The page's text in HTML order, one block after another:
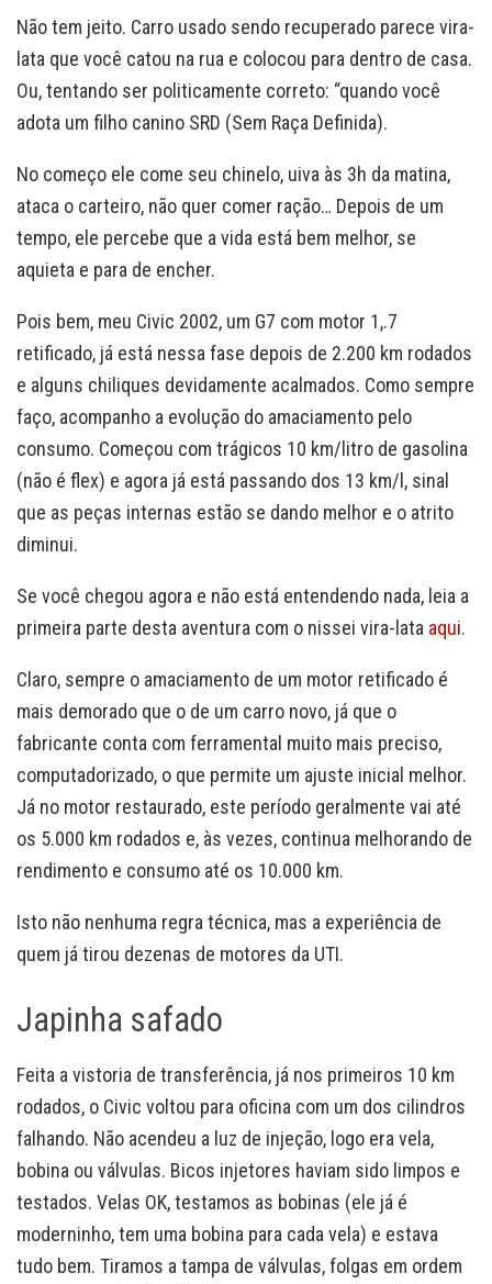
Não tem jeito. Carro usado sendo recuperado parece vira-
lata que você catou na rua e colocou para dentro de casa.
Ou, tentando ser politicamente correto: “quando você
adota um filho canino SRD (Sem Raça Definida).
No começo ele come seu chinelo, uiva às 3h da matina,
ataca o carteiro, não quer comer ração… Depois de um
tempo, ele percebe que a vida está bem melhor, se
aquieta e para de encher.
Pois bem, meu Civic 2002, um G7 com motor 1,.7
retificado, já está nessa fase depois de 2.200 km rodados
e alguns chiliques devidamente acalmados. Como sempre
faço, acompanho a evolução do amaciamento pelo
consumo. Começou com trágicos 10 km/litro de gasolina
(não é flex) e agora já está passando dos 13 km/l, sinal
que as peças internas estão se dando melhor e o atrito
diminui.
Se você chegou agora e não está entendendo nada, leia a
primeira parte desta aventura com o nissei vira-lata aqui.
Claro, sempre o amaciamento de um motor retificado é
mais demorado que o de um carro novo, já que o
fabricante conta com ferramental muito mais preciso,
computadorizado, o que permite um ajuste inicial melhor.
Já no motor restaurado, este período geralmente vai até
os 5.000 km rodados e, às vezes, continua melhorando de
rendimento e consumo até os 10.000 km.
Isto não nenhuma regra técnica, mas a experiência de
quem já tirou dezenas de motores da UTI.
Japinha safado
Feita a vistoria de transferência, já nos primeiros 10 km
rodados, o Civic voltou para oficina com um dos cilindros
falhando. Não acendeu a luz de injeção, logo era vela,
bobina ou válvulas. Bicos injetores haviam sido limpos e
testados. Velas OK, testamos as bobinas (ele já é
moderninho, tem uma bobina para cada vela) e estava
tudo bem. Tiramos a tampa de válvulas, folgas em ordem